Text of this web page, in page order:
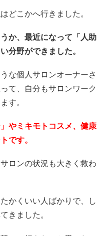
どこかへ行きました。
か、最近になって「人助
分野ができました。
な個人サロンオーナーさ
て、自分もサロンワーク
す。
やミキモトコスメ、健康
です。
ロンの状況も大きく救わ
かくいい人ばかりで、し
きました。